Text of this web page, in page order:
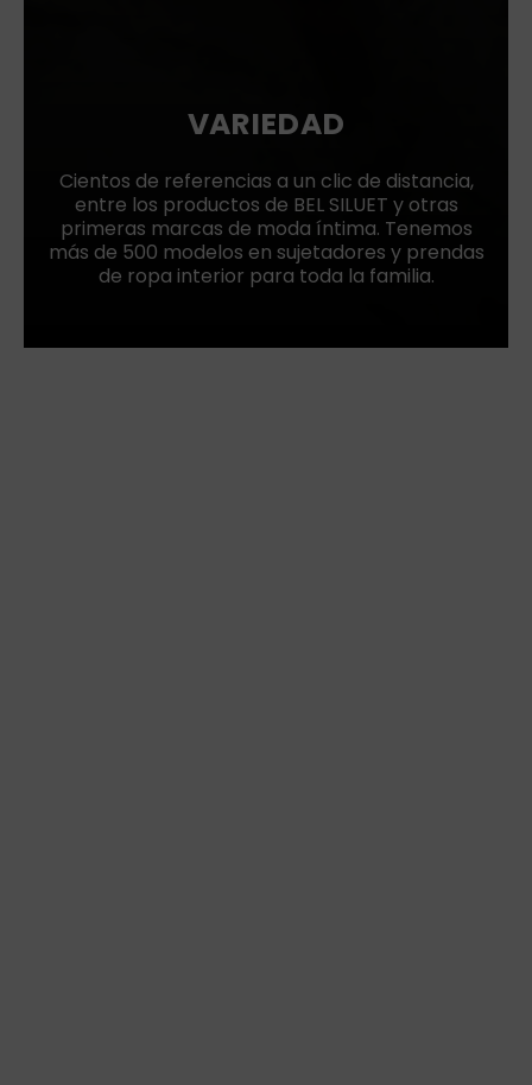
VARIEDAD
Cientos de referencias a un clic de distancia,
entre los productos de BEL SILUET y otras
primeras marcas de moda íntima. Tenemos
más de 500 modelos en sujetadores y prendas
de ropa interior para toda la familia.